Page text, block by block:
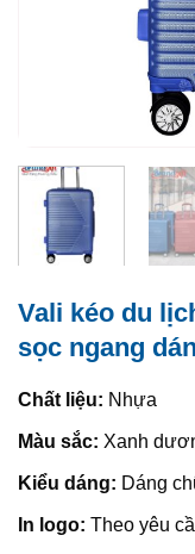
Vali kéo du
sọc ngang
Chất liệu: Nhựa
Màu sắc: Xanh
Kiểu dáng: Dáng
In logo: Theo yêu